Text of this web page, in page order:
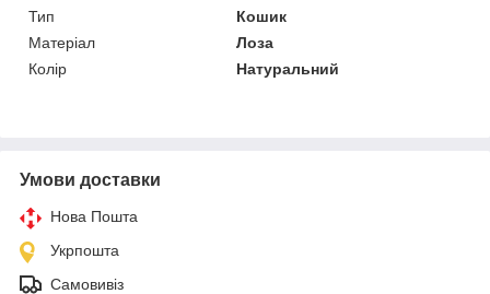
Тип
Кошик
Матеріал
Лоза
Колір
Натуральний
Умови доставки
Нова Пошта
Укрпошта
Самовивіз